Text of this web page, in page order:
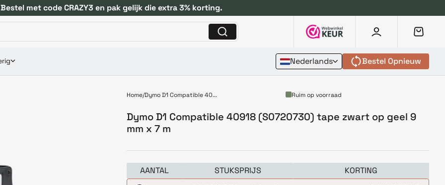
Bestel met code CRAZY3 en pak gelijk die extra 3% korting.
Nederlands Bestel Opnieuw
Home Dymo D1 Compatible 40... Ruim op voorraad
Dymo D1 Compatible 40918 (S0720730) tape zwart op geel 9
mm x 7 m
AANTAL STUKSPRIJS
KORTING